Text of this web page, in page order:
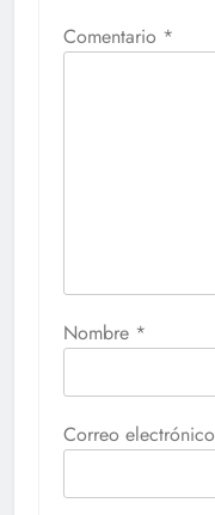
Comentario *
Nombre *
Correo electrónico